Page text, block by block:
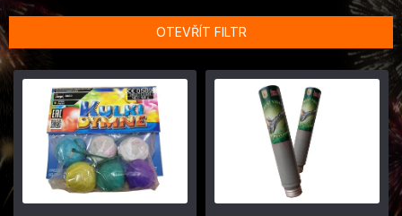
e
í
p
r
u
k
t
ů
OTEVŘÍT FILTR
V
i
s
r